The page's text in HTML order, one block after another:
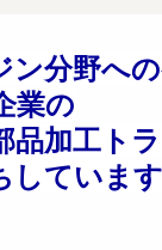
ン分野へ
業の
品加工ト
しています